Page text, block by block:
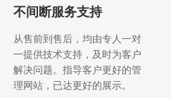
不间断服务支持
从售前到售后，均由专人一对
一提供技术支持，及时为客户
解决问题。指导客户更好的管
理网站，已达更好的展示。